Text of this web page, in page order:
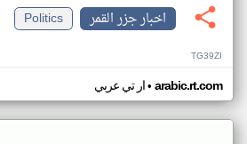
اخبار جزر القمر
Politics
TG39ZI
ار تي عربي• arabic.rt.com